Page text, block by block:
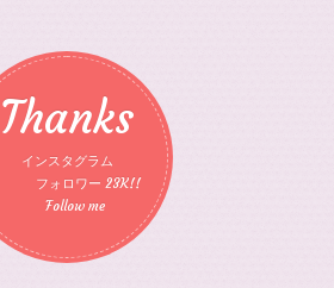
Thanks
インスタグラム
フォロワー 23K!!
Follow me